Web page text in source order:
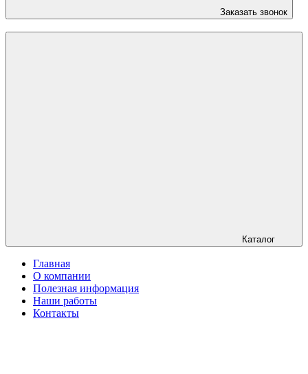
Заказать звонок
Каталог
Главная
О компании
Полезная информация
Наши работы
Контакты